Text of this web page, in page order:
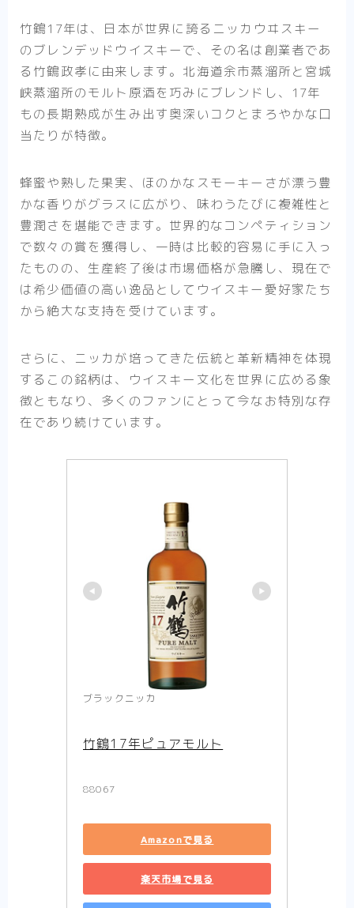
竹鶴17年は、日本が世界に誇るニッカウヰスキー
のブレンデッドウイスキーで、その名は創業者であ
る竹鶴政孝に由来します。北海道余市蒸溜所と宮城
峡蒸溜所のモルト原酒を巧みにブレンドし、17年
もの長期熟成が生み出す奥深いコクとまろやかな口
当たりが特徴。
蜂蜜や熟した果実、ほのかなスモーキーさが漂う豊
かな香りがグラスに広がり、味わうたびに複雑性と
豊潤さを堪能できます。世界的なコンペティション
で数々の賞を獲得し、一時は比較的容易に手に入っ
たものの、生産終了後は市場価格が急騰し、現在で
は希少価値の高い逸品としてウイスキー愛好家たち
から絶大な支持を受けています。
さらに、ニッカが培ってきた伝統と革新精神を体現
するこの銘柄は、ウイスキー文化を世界に広める象
徴ともなり、多くのファンにとって今なお特別な存
在であり続けています。
ブラックニッカ
竹鶴17年ピュアモルト
88067
Amazonで見る
楽天市場で見る